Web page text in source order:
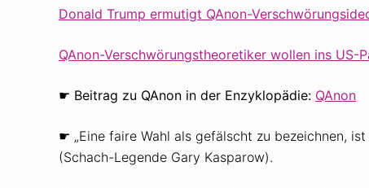
Donald Trump ermutigt QAnon-
QAnon-Verschwörungstheoretiker wollen ins US-
☛ Beitrag zu QAnon in der Enzyklopädie: QAnon
☛ „Eine faire Wahl als gefälscht zu bezeichnen,
(Schach-Legende Gary Kasparow).